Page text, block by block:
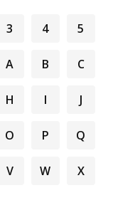
3 4 5
A B C
H I J
O P Q
V W X